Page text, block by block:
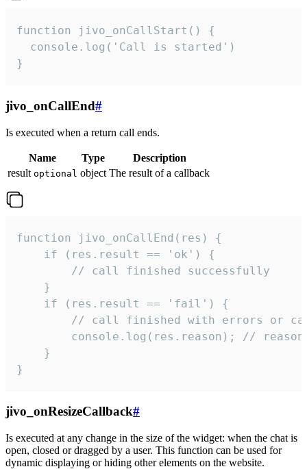
function jivo_onCallStart() {
  console.log('Call is started')
}
jivo_onCallEnd#
Is executed when a return call ends.
Name Type
Description
result optional object The result of a callback
function jivo_onCallEnd(res) {
    if (res.result == 'ok') {
        // call finished successfully
    }
    if (res.result == 'fail') {
// call finished with errors or
console.log(res.reason); //
    }
}
jivo_onResizeCallback#
Is executed at any change in the size of the widget: when the chat is
open, closed or dragged by a user. This function can be used for
dynamic displaying or hiding other elements on the website.